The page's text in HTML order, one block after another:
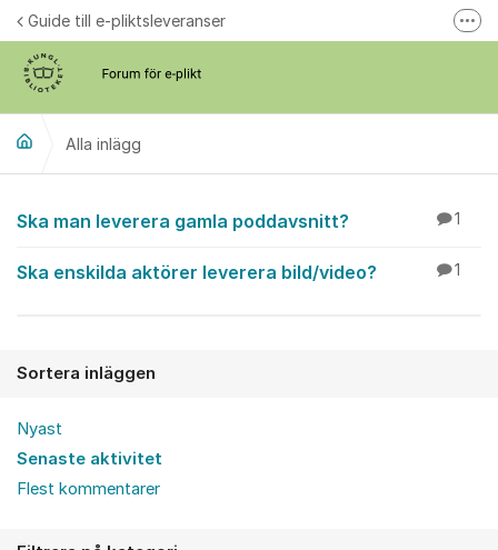
Hoppa till innehåll
Guide till e-pliktsleveranser
Alla inlägg
Alla inlägg
Ska man leverera gamla poddavsnitt? 1
Ska enskilda aktörer leverera bild/video? 1
Sortera inläggen
Nyast
Senaste aktivitet
Flest kommentarer